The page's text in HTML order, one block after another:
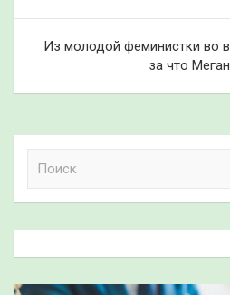
записям
Из молодой феминистки во
за что
к